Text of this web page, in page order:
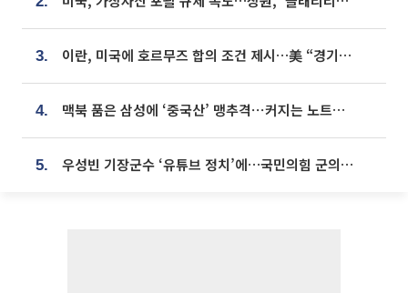
3. 이란, 미국에 호르무즈 합의 조건 제시…美 “경기 아직 안 끝나” [종합]
4. 맥북 품은 삼성에 ‘중국산’ 맹추격⋯커지는 노트북 OLED 시장
5. 우성빈 기장군수 ‘유튜브 정치’에…국민의힘 군의원들 집단 반발